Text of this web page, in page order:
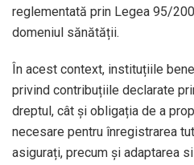
reglementată prin Legea 95/
domeniul sănătății.
În acest context, instituțiile
privind contribuțiile declarate
dreptul, cât și obligația de a
necesare pentru înregistrarea
asigurați, precum și adaptarea